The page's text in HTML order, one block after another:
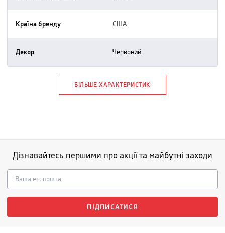
Країна бренду США
Декор червоний
БІЛЬШЕ ХАРАКТЕРИСТИК
Дізнавайтесь першими про акції та майбутні заходи
ПІДПИСАТИСЯ